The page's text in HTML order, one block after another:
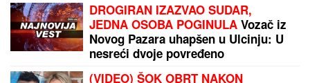
DROGIRAN IZAZVAO SUDAR,
JEDNA OSOBA POGINULA Vozač iz
Novog Pazara uhapšen u Ulcinju: U
nesreći dvoje povređeno
(VIDEO) ŠOK OBRT NAKON